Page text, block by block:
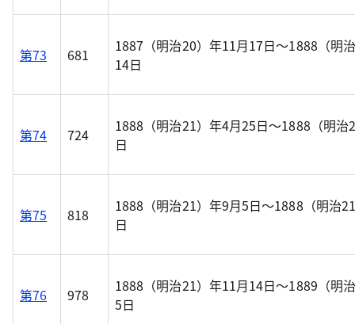
第73 681
1887（明治20）年11月17日～1888（明
14日
第74 724
1888（明治21）年4月25日～1888（明治
日
第75 818
1888（明治21）年9月5日～1888（明治
日
第76 978
1888（明治21）年11月14日～1889（明
5日